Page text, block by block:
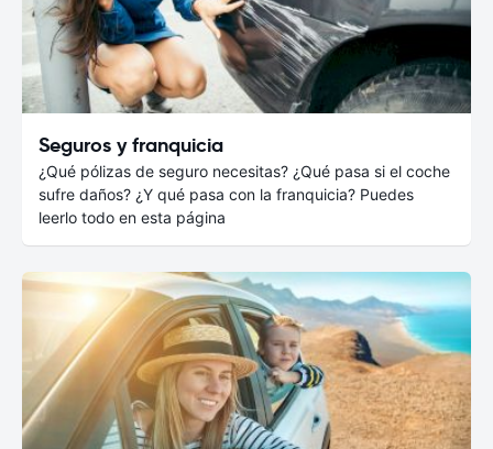
Seguros y franquicia
¿Qué pólizas de seguro necesitas? ¿Qué pasa si el coche
sufre daños? ¿Y qué pasa con la franquicia? Puedes
leerlo todo en esta página